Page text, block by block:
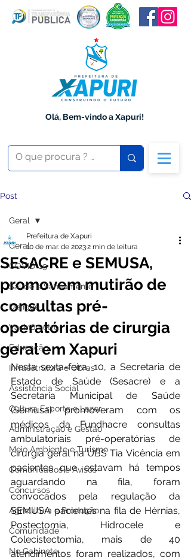
Olá, Bem-vindo a Xapuri!
Post
Geral
COVID-19
Saúde e Saneamento
Dengue
Vacinômetro
Educação
Infraestrutura e Obras
Assistência Social
Cultura Esporte e Lazer
Administração e Gestão
Meio Ambiente e Turismo
Comunicados e Avisos
Concursos
Agricultura e Produção
Comunidade
No Gabinete
Geral
SESACRE e SEMUSA,
promovem mutirão de
consultas pré-
operatórias de cirurgia
geral em Xapuri
Prefeitura de Xapuri
10 de mar. de 20232 min de leitura
Nesta sexta-feira, 10, a Secretaria de
Estado de Saúde (Sesacre) e a
Secretaria Municipal de Saúde
(Semusa) promoveram com os
médicos da Fundhacre consultas
ambulatoriais pré-operatórias de
cirurgia geral na UBS Tia Vicência em
pacientes que estavam há tempos
aguardando na fila, foram
convocados pela regulação da
SEMUSA pacientes na fila de Hérnias,
Postectomia, Hidrocele e
Colecistectomia, mais de 40
atendimentos foram realizados, com